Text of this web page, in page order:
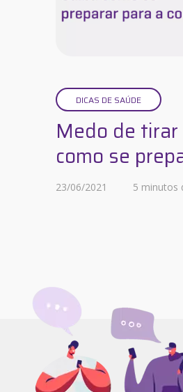
DICAS DE SAÚDE
Medo de
como se
23/06/2021 5 minutos